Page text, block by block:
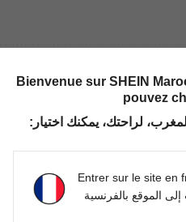
Bienvenue sur SHEIN
pouvez
لراحتك، يمكنك اختيار:
Entrer sur le site en
إلى الموقع بالفرنسية